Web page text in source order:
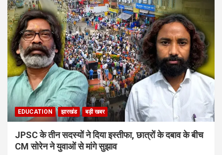
EDUCATION झारखंड बड़ी खबर
JPSC के तीन सदस्यों ने दिया इस्तीफा, छात्रों के दबाव के बीच
CM सोरेन ने युवाओं से मांगे सुझाव